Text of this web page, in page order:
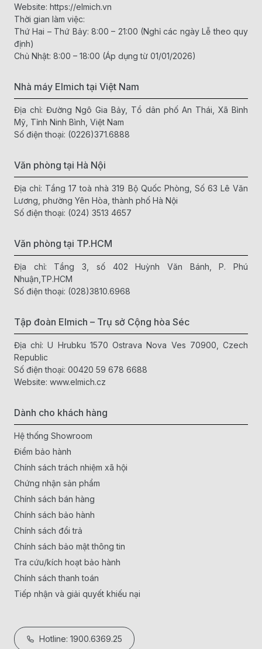
Thao tác sử dụng đơn giản
Để sử dụng lọ xay tiêu cầm tay Elmich, bạn chỉ cần thực hiện
theo các bước sau:
Bật phần trên cùng của nắp ra, hướng đầu xay xuống
Vặn ngược chiều kim đồng hồ để bắt đầu xay.
Lọ xay tiêu Elmich có trục nghiền bằng lõi sứ, giúp xay tiêu,
hương vị tự nhiên. Bạn có thể điều chỉnh để cho ra các chế
độ xay thô hoặc xay mịn theo ý muốn.
Website: https://elmich.vn
Thời gian làm việc:
Thứ Hai – Thứ Bảy: 8:00 – 21:00 (Nghỉ các ngày Lễ theo quy
định)
Chủ Nhật: 8:00 – 18:00 (Áp dụng từ 01/01/2026)
Nhà máy Elmich tại Việt Nam
Địa chỉ: Đường Ngô Gia Bảy, Tổ dân phố An Thái, Xã Bình
Mỹ, Tỉnh Ninh Bình, Việt Nam
Số điện thoại: (0226)371.6888
Văn phòng tại Hà Nội
Địa chỉ: Tầng 17 toà nhà 319 Bộ Quốc Phòng, Số 63 Lê Văn
Lương, phường Yên Hòa, thành phố Hà Nội
Số điện thoại: (024) 3513 4657
Văn phòng tại TP.HCM
Địa chỉ: Tầng 3, số 402 Huỳnh Văn Bánh, P. Phú
Nhuận,TP.HCM
Số điện thoại: (028)3810.6968
Tập đoàn Elmich – Trụ sở Cộng hòa Séc
Địa chỉ: U Hrubku 1570 Ostrava Nova Ves 70900, Czech
Republic
Số điện thoại: 00420 59 678 6688
Website: www.elmich.cz
Dành cho khách hàng
Hệ thống Showroom
Điểm bảo hành
Chính sách trách nhiệm xã hội
Chứng nhận sản phẩm
Chính sách bán hàng
Chính sách bảo hành
Chính sách đổi trả
Chính sách bảo mật thông tin
Tra cứu/kích hoạt bảo hành
Chính sách thanh toán
Tiếp nhận và giải quyết khiếu nại
Hotline: 1900.6369.25